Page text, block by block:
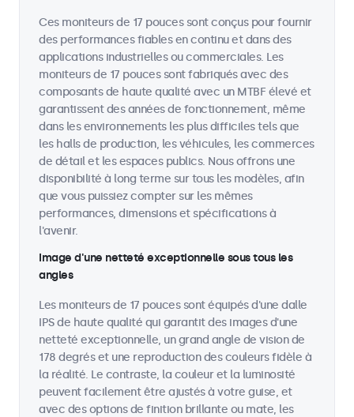
Ces moniteurs de 17 pouces sont conçus pour fournir
des performances fiables en continu et dans des
applications industrielles ou commerciales. Les
moniteurs de 17 pouces sont fabriqués avec des
composants de haute qualité avec un MTBF élevé et
garantissent des années de fonctionnement, même
dans les environnements les plus difficiles tels que
les halls de production, les véhicules, les commerces
de détail et les espaces publics. Nous offrons une
disponibilité à long terme sur tous les modèles, afin
que vous puissiez compter sur les mêmes
performances, dimensions et spécifications à
l'avenir.
Image d'une netteté exceptionnelle sous tous les
angles
Les moniteurs de 17 pouces sont équipés d'une dalle
IPS de haute qualité qui garantit des images d'une
netteté exceptionnelle, un grand angle de vision de
178 degrés et une reproduction des couleurs fidèle à
la réalité. Le contraste, la couleur et la luminosité
peuvent facilement être ajustés à votre guise, et
avec des options de finition brillante ou mate, les